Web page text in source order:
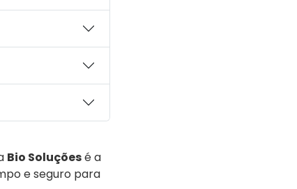
Bio Soluçõesé a
e seguro para